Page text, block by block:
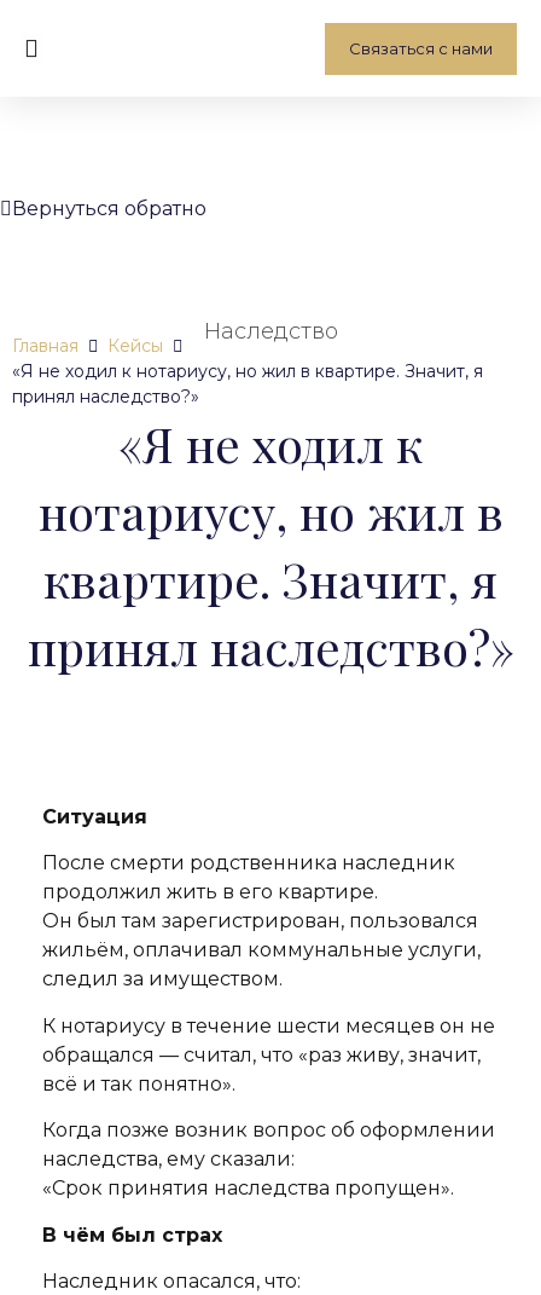
Связаться с нами
Вернуться обратно
Наследство
Главная
Кейсы
«Я не ходил к нотариусу, но жил в квартире. Значит, я
принял наследство?»
«Я не ходил к
нотариусу, но жил в
квартире. Значит, я
принял наследство?»
Ситуация
После смерти родственника наследник
продолжил жить в его квартире.
Он был там зарегистрирован, пользовался
жильём, оплачивал коммунальные услуги,
следил за имуществом.
К нотариусу в течение шести месяцев он не
обращался — считал, что «раз живу, значит,
всё и так понятно».
Когда позже возник вопрос об оформлении
наследства, ему сказали:
«Срок принятия наследства пропущен».
В чём был страх
Наследник опасался, что: